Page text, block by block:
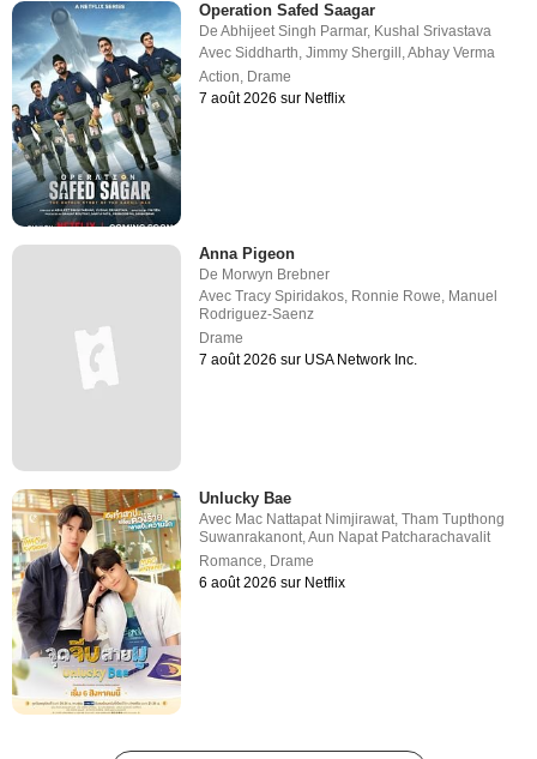
Operation Safed Saagar
DeAbhijeet Singh Parmar, Kushal Srivastava
AvecSiddharth,Jimmy Shergill ,Abhay Verma
Action, Drame
7 août 2026 sur Netflix
Anna Pigeon
De Morwyn Brebner
AvecTracy Spiridakos, Ronnie Rowe, Manuel
Rodriguez-Saenz
Drame
7 août 2026 sur USA Network Inc.
Unlucky Bae
Avec Mac Nattapat Nimjirawat ,Tham Tupthong
Suwanrakanont ,Aun Napat Patcharachavalit
Romance Drame
6 août 2026 sur Netflix